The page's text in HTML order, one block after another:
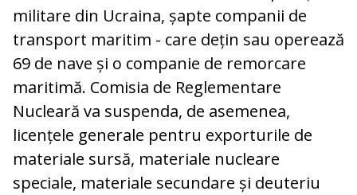
militare din Ucraina, șapte companii de
transport maritim - care dețin sau operează
69 de nave și o companie de remorcare
maritimă. Comisia de Reglementare
Nucleară va suspenda, de asemenea,
licențele generale pentru exporturile de
materiale sursă, materiale nucleare
speciale, materiale secundare și deuteriu